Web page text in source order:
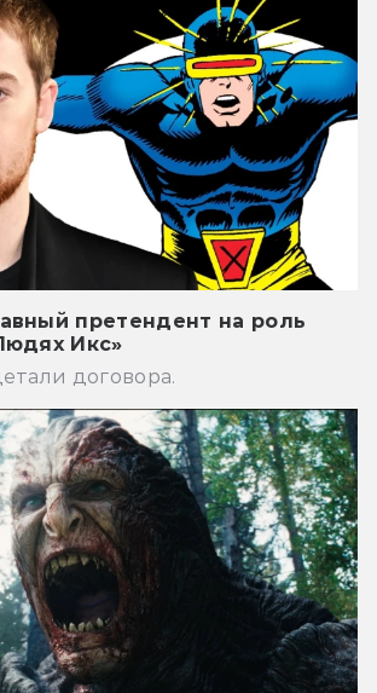
претендент на роль
Икс»
договора.